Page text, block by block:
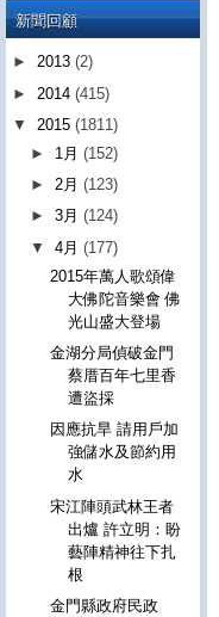
新聞回顧
► 2013 (2)
► 2014 (415)
▼ 2015 (1811)
► 1月(152)
►2月(123)
►3月(124)
▼4月(177)
2015年萬人歌頌偉
大佛陀音樂會 佛
光山盛大登場
金湖分局偵破金門
蔡厝百年七里香
遭盜採
因應抗旱 請用戶加
強儲水及節約用
水
宋江陣頭武林王者
出爐 許立明：盼
藝陣精神往下扎
根
金門縣政府民政